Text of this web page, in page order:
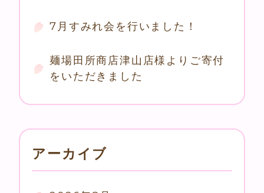
7月すみれ会を行いました！
麺場田所商店津山店様よりご寄付
をいただきました
アーカイブ